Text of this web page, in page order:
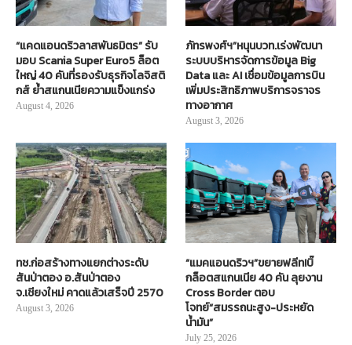
“แคดแอนดริวลาสพันธมิตร” รับ
มอบ Scania Super Euro5 ล็อต
ใหญ่ 40 คันที่รองรับธุรกิจโลจิสติ
กส์ ย้ำสแกนเนียความแข็งแกร่ง
August 4, 2026
ภัทรพงศ์ฯ”หนุนบวท.เร่งพัฒนา
ระบบบริหารจัดการข้อมูล Big
Data และ AI เชื่อมข้อมูลการบิน
เพิ่มประสิทธิภาพบริการจราจร
ทางอากาศ
August 3, 2026
ทช.ก่อสร้างทางแยกต่างระดับ
สันป่าตอง อ.สันป่าตอง
จ.เชียงใหม่ คาดแล้วเสร็จปี 2570
August 3, 2026
“แมคแอนดริวฯ”ขยายฟลีท!บิ๊
กล็อตสแกนเนีย 40 คัน ลุยงาน
Cross Border ตอบ
โจทย์“สมรรถนะสูง-ประหยัด
น้ำมัน”
July 25, 2026